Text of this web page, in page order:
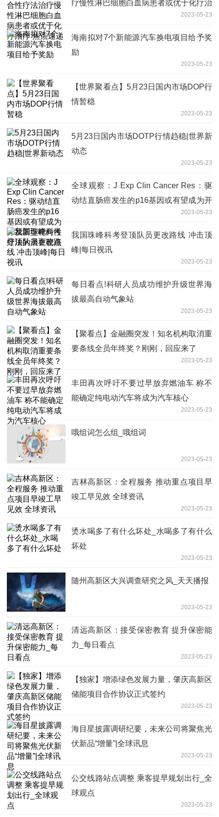
疗慢性淋巴细胞白血病患者或优于化疗治
2023-05-23
海南拟对7个新能源汽车换电项目给予奖
励
2023-05-23
【世界聚看点】5月23日国内市场DOP行
情暂稳
2023-05-23
5月23日国内市场DOTP行情趋稳|世界新
动态
2023-05-23
全球观察：J Exp Clin Cancer Res：驱
动结直肠癌发生的p16基因或有望成为开
2023-05-23
我国珠峰科考登顶队员更改路线 冲击顶
峰|每日视讯
2023-05-23
每日看点!科研人员成功维护升级世界海
拔最高自动气象站
2023-05-23
【聚看点】金融圈突发！知名机构取消重
要条线全员年终奖？刚刚，回应来了
2023-05-23
丰田再次呼吁不要过早放弃燃油车 称不
能确定纯电动汽车将成为汽车核心
2023-05-23
哦组词怎么组_哦组词
2023-05-23
吉林高新区：全程服务 推动重点项目早
竣工早见效 全球资讯
2023-05-23
烫水喝多了有什么坏处_水喝多了有什么
坏处
2023-05-23
随州高新区大兴调查研究之风_天天播报
2023-05-23
清远高新区：接受保密教育 提升保密能
力_每日看点
2023-05-23
【独家】增添绿色发展力量，肇庆高新区
储能项目合作协议正式签约
2023-05-23
海目星披露调研纪要，未来公司将聚焦光
伏新品“增量”|全球讯息
2023-05-23
公交线路站点调整 乘客提早规划出行_全
球观点
2023-05-23